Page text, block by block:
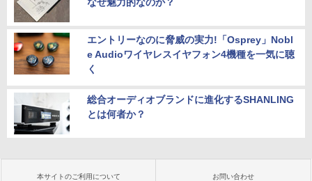
エントリーなのに脅威の実力!「Osprey」Nobl
e Audioワイヤレスイヤフォン4機種を一気に聴
く
総合オーディオブランドに進化するSHANLING
とは何者か？
本サイトのご利用について お問い合わせ